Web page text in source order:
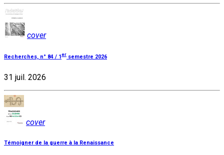
cover
Recherches, n° 84 / 1 er semestre 2026
31 juil. 2026
cover
Témoigner de la guerre à la Renaissance